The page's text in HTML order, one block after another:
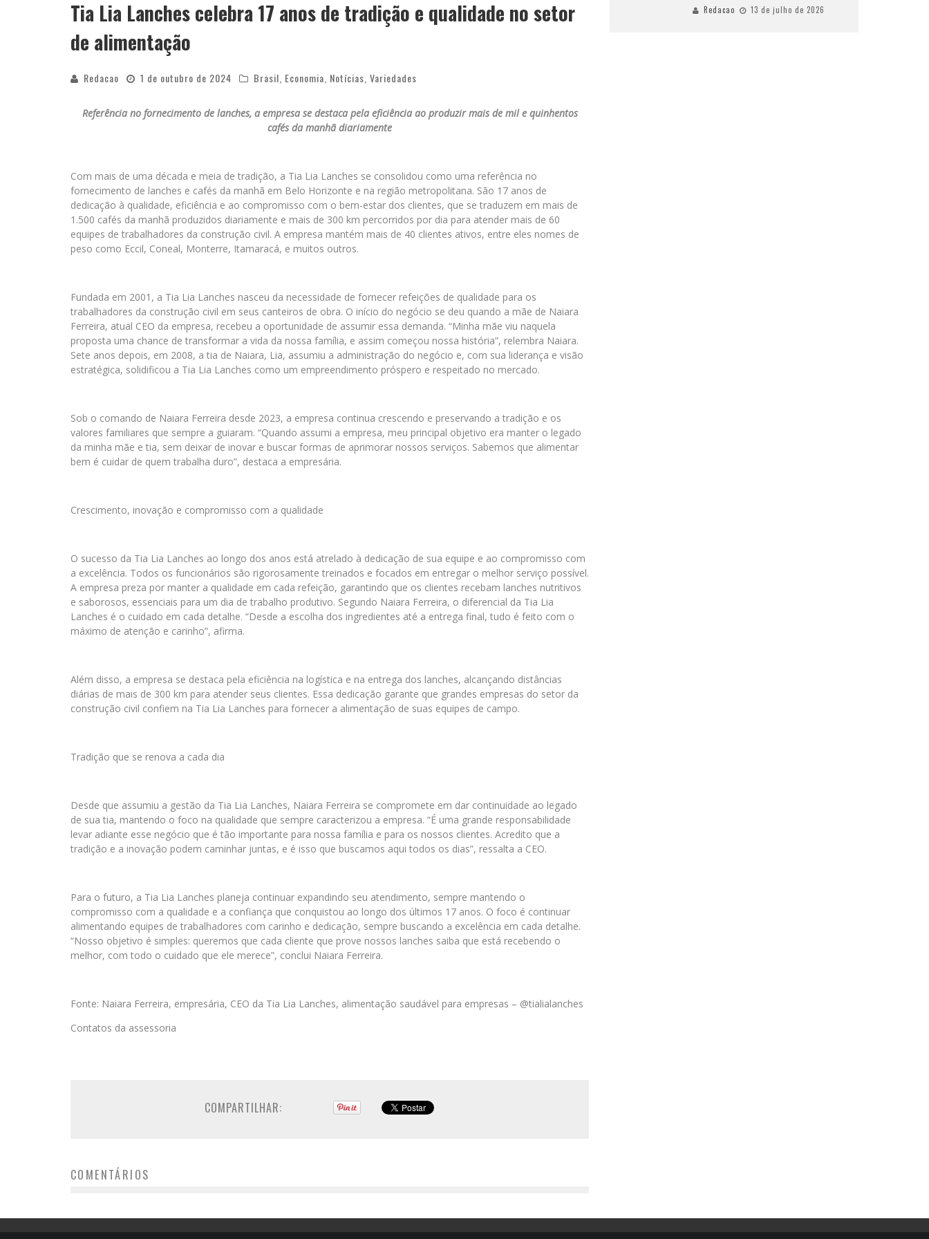
Tia Lia Lanches celebra 17 anos de tradição e qualidade no setor
de alimentação
Redacao 1 de outubro de 2024 Brasil Economia Notícias Variedades
Referência no fornecimento de lanches, a empresa se destaca pela eficiência ao produzir mais de mil e quinhentos
cafés da manhã diariamente
Com mais de uma década e meia de tradição, a Tia Lia Lanches se consolidou como uma referência no
fornecimento de lanches e cafés da manhã em Belo Horizonte e na região metropolitana. São 17 anos de
dedicação à qualidade, eficiência e ao compromisso com o bem-estar dos clientes, que se traduzem em mais de
1.500 cafés da manhã produzidos diariamente e mais de 300 km percorridos por dia para atender mais de 60
equipes de trabalhadores da construção civil. A empresa mantém mais de 40 clientes ativos, entre eles nomes de
peso como Eccil, Coneal, Monterre, Itamaracá, e muitos outros.
Fundada em 2001, a Tia Lia Lanches nasceu da necessidade de fornecer refeições de qualidade para os
trabalhadores da construção civil em seus canteiros de obra. O início do negócio se deu quando a mãe de Naiara
Ferreira, atual CEO da empresa, recebeu a oportunidade de assumir essa demanda. “Minha mãe viu naquela
proposta uma chance de transformar a vida da nossa família, e assim começou nossa história”, relembra Naiara.
Sete anos depois, em 2008, a tia de Naiara, Lia, assumiu a administração do negócio e, com sua liderança e visão
estratégica, solidificou a Tia Lia Lanches como um empreendimento próspero e respeitado no mercado.
Sob o comando de Naiara Ferreira desde 2023, a empresa continua crescendo e preservando a tradição e os
valores familiares que sempre a guiaram. “Quando assumi a empresa, meu principal objetivo era manter o legado
da minha mãe e tia, sem deixar de inovar e buscar formas de aprimorar nossos serviços. Sabemos que alimentar
bem é cuidar de quem trabalha duro”, destaca a empresária.
Crescimento, inovação e compromisso com a qualidade
O sucesso da Tia Lia Lanches ao longo dos anos está atrelado à dedicação de sua equipe e ao compromisso com
a excelência. Todos os funcionários são rigorosamente treinados e focados em entregar o melhor serviço possível.
A empresa preza por manter a qualidade em cada refeição, garantindo que os clientes recebam lanches nutritivos
e saborosos, essenciais para um dia de trabalho produtivo. Segundo Naiara Ferreira, o diferencial da Tia Lia
Lanches é o cuidado em cada detalhe. “Desde a escolha dos ingredientes até a entrega final, tudo é feito com o
máximo de atenção e carinho”, afirma.
Além disso, a empresa se destaca pela eficiência na logística e na entrega dos lanches, alcançando distâncias
diárias de mais de 300 km para atender seus clientes. Essa dedicação garante que grandes empresas do setor da
construção civil confiem na Tia Lia Lanches para fornecer a alimentação de suas equipes de campo.
Tradição que se renova a cada dia
Desde que assumiu a gestão da Tia Lia Lanches, Naiara Ferreira se compromete em dar continuidade ao legado
de sua tia, mantendo o foco na qualidade que sempre caracterizou a empresa. “É uma grande responsabilidade
levar adiante esse negócio que é tão importante para nossa família e para os nossos clientes. Acredito que a
tradição e a inovação podem caminhar juntas, e é isso que buscamos aqui todos os dias”, ressalta a CEO.
Para o futuro, a Tia Lia Lanches planeja continuar expandindo seu atendimento, sempre mantendo o
compromisso com a qualidade e a confiança que conquistou ao longo dos últimos 17 anos. O foco é continuar
alimentando equipes de trabalhadores com carinho e dedicação, sempre buscando a excelência em cada detalhe.
“Nosso objetivo é simples: queremos que cada cliente que prove nossos lanches saiba que está recebendo o
melhor, com todo o cuidado que ele merece”, conclui Naiara Ferreira.
Fonte: Naiara Ferreira, empresária, CEO da Tia Lia Lanches, alimentação saudável para empresas – @tialialanches
Contatos da assessoria
COMPARTILHAR:
COMENTÁRIOS
Redacao 13 de julho de 2026